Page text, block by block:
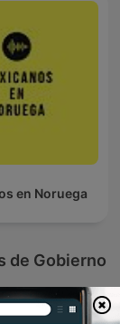
en Noruega
de Gobierno